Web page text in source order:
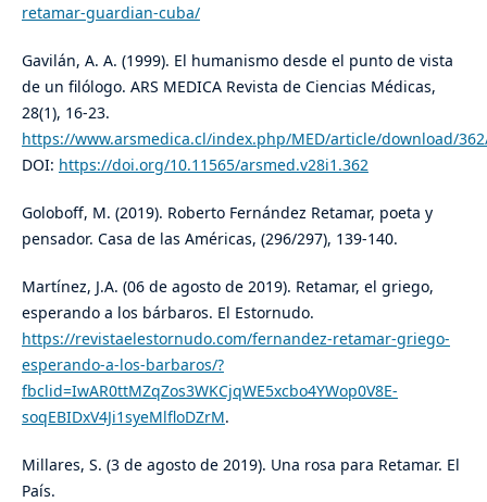
retamar-guardian-cuba/
Gavilán, A. A. (1999). El humanismo desde el punto de vista
de un filólogo. ARS MEDICA Revista de Ciencias Médicas,
28(1), 16-23.
https://www.arsmedica.cl/index.php/MED/article/download/
DOI: https://doi.org/10.11565/arsmed.v28i1.362
Goloboff, M. (2019). Roberto Fernández Retamar, poeta y
pensador. Casa de las Américas, (296/297), 139-140.
Martínez, J.A. (06 de agosto de 2019). Retamar, el griego,
esperando a los bárbaros. El Estornudo.
https://revistaelestornudo.com/fernandez-retamar-griego-
esperando-a-los-barbaros/?
fbclid=IwAR0ttMZqZos3WKCjqWE5xcbo4YWop0V8E-
soqEBIDxV4Ji1syeMlfloDZrM.
Millares, S. (3 de agosto de 2019). Una rosa para Retamar. El
País.